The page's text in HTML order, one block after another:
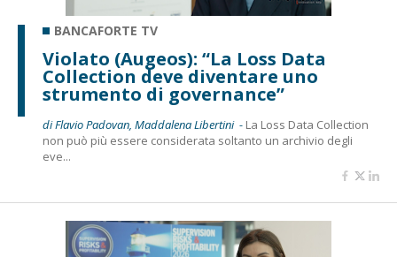
BANCAFORTE TV
Violato (Augeos): “La Loss Data
Collection deve diventare uno
strumento di governance”
di Flavio Padovan, Maddalena Libertini - La Loss Data Collection
non può più essere considerata soltanto un archivio degli
eve...